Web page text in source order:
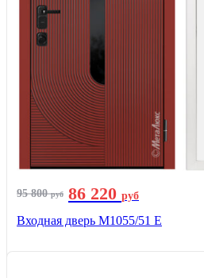
95 800руб 86 220 руб
Входная дверь М1055/51 Е